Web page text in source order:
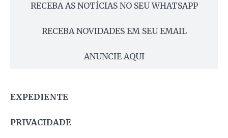
RECEBA AS NOTÍCIAS NO SEU WHATSAPP
RECEBA NOVIDADES EM SEU EMAIL
ANUNCIE AQUI
EXPEDIENTE
PRIVACIDADE